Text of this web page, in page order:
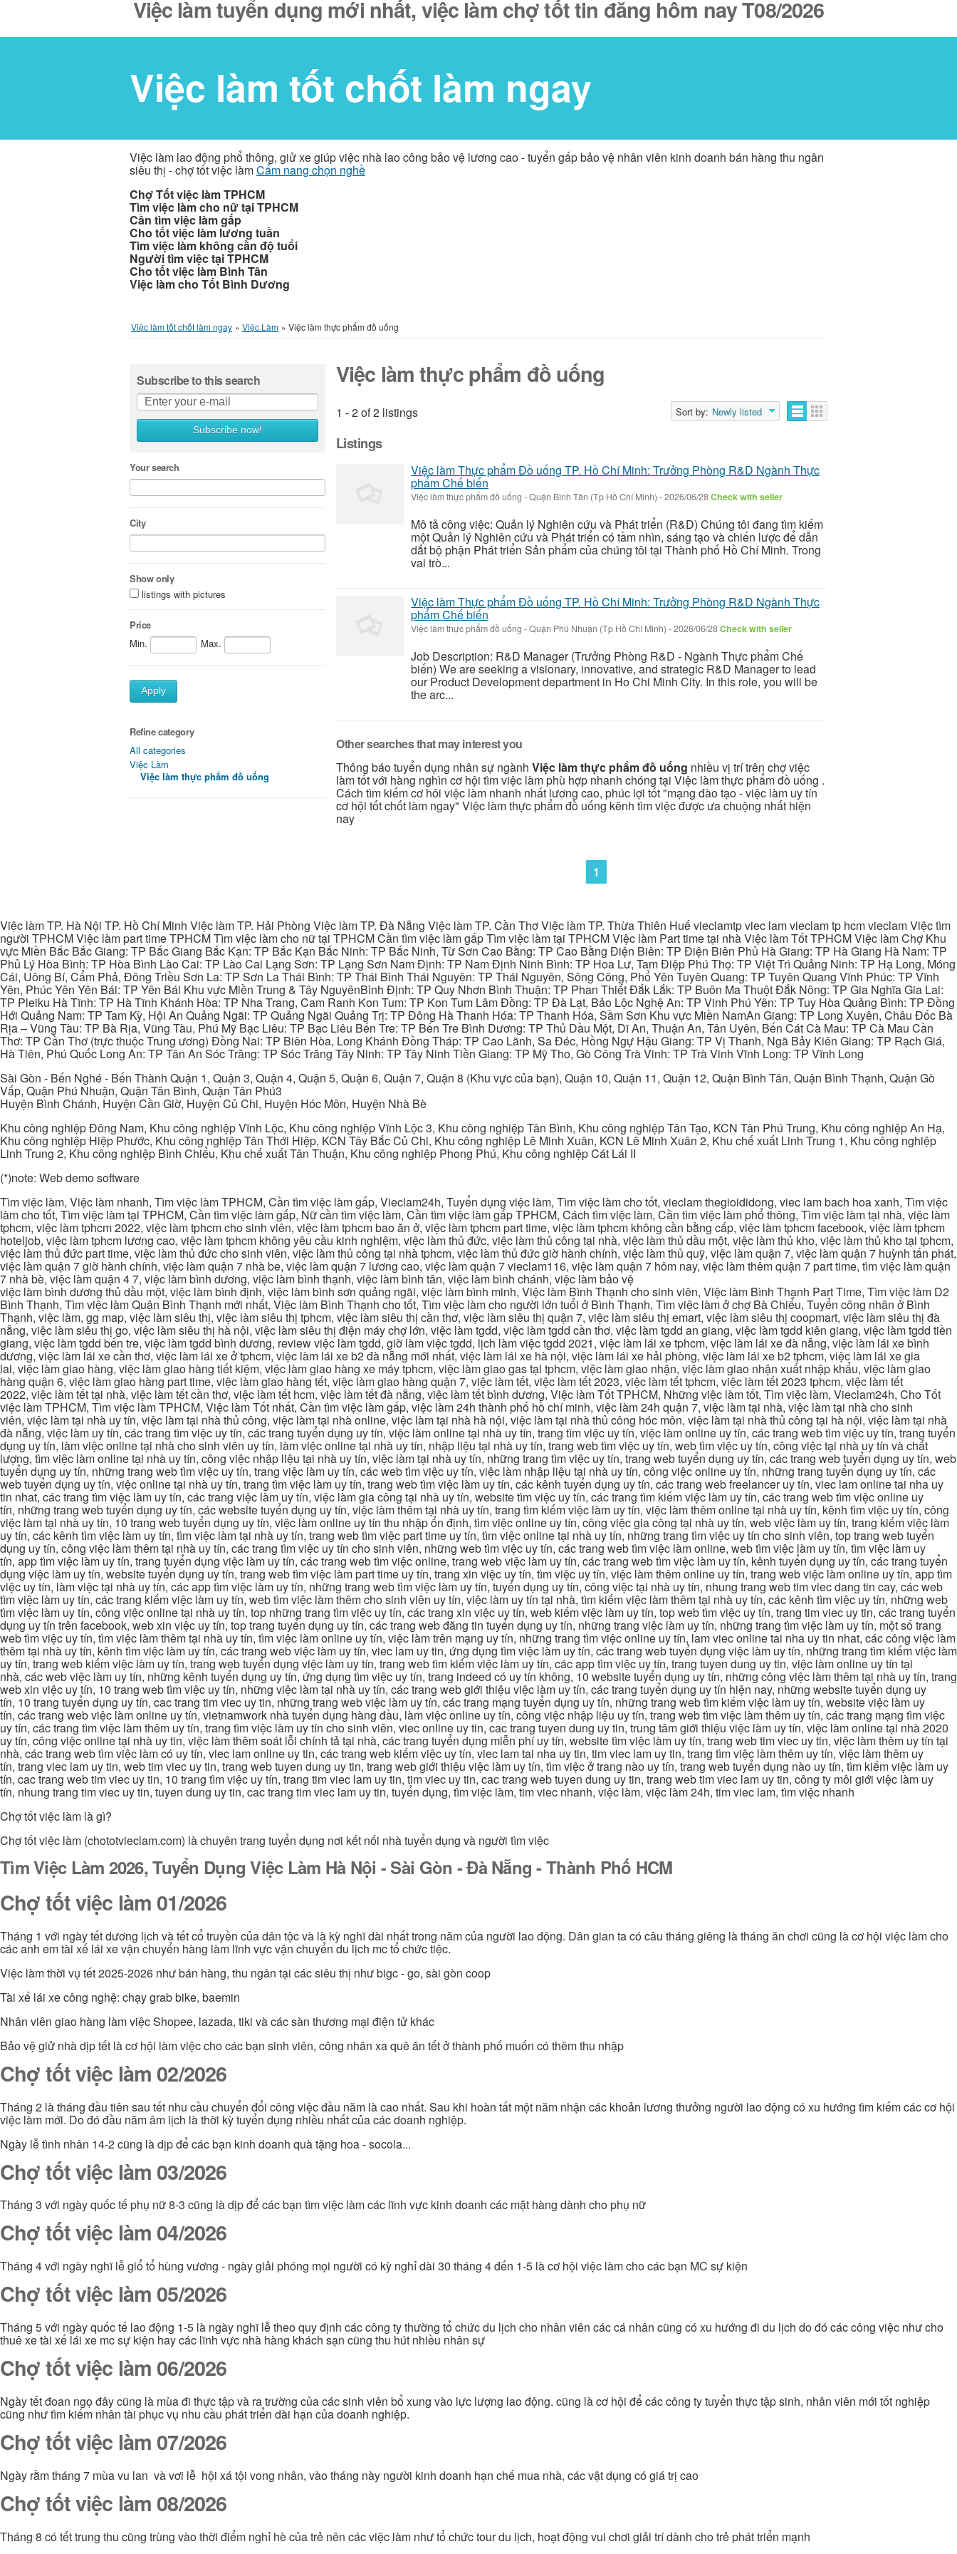
Việc làm tuyển dụng mới nhất, việc làm chợ tốt tin đăng hôm nay T08/2026
Việc làm tốt chốt làm ngay
Việc làm lao động phổ thông, giử xe giúp việc nhà lao công bảo vệ lương cao - tuyển gấp bảo vệ nhân viên kinh doanh bán hàng thu ngân
siêu thị - chợ tốt việc làmCẩm nang chọn nghề
Chợ Tốt việc làm TPHCM
Tìm việc làm cho nữ tại TPHCM
Cần tìm việc làm gấp
Cho tốt việc làm lương tuần
Tìm việc làm không cần độ tuổi
Người tìm việc tại TPHCM
Cho tốt việc làm Bình Tân
Việc làm cho Tốt Bình Dương
Việc làm tốt chốt làm ngay » Việc Làm » Việc làm thực phẩm đồ uống
Subscribe to this search
Subscribe now!
Your search
City
Show only
listings with pictures
Price
Min.
Max.
Apply
Refine category
All categories
Việc Làm
Việc làm thực phẩm đồ uống
Việc làm thực phẩm đồ uống
1 - 2 of 2 listings Sort by: Newly listed
Listings
Việc làm Thực phẩm Đồ uống TP. Hồ Chí Minh: Trưởng Phòng R&D Ngành Thực
phẩm Chế biến
Việc làm thực phẩm đồ uống -Quận Bình Tân (Tp Hồ Chí Minh) -2026/06/28Check with seller
Mô tả công việc: Quản lý Nghiên cứu và Phát triển (R&D) Chúng tôi đang tìm kiếm
một Quản lý Nghiên cứu và Phát triển có tầm nhìn, sáng tạo và chiến lược để dẫn
dắt bộ phận Phát triển Sản phẩm của chúng tôi tại Thành phố Hồ Chí Minh. Trong
vai trò...
Việc làm Thực phẩm Đồ uống TP. Hồ Chí Minh: Trưởng Phòng R&D Ngành Thực
phẩm Chế biến
Việc làm thực phẩm đồ uống -Quận Phú Nhuận (Tp Hồ Chí Minh) -2026/06/28Check with seller
Job Description: R&D Manager (Trưởng Phòng R&D - Ngành Thực phẩm Chế
biến) We are seeking a visionary, innovative, and strategic R&D Manager to lead
our Product Development department in Ho Chi Minh City. In this role, you will be
the arc...
Other searches that may interest you
Thông báo tuyển dụng nhân sự ngành Việc làm thực phẩm đồ uống nhiều vị trí trên chợ việc
làm tốt với hàng nghìn cơ hội tìm việc làm phù hợp nhanh chóng tại Việc làm thực phẩm đồ uống .
Cách tìm kiếm cơ hôi việc làm nhanh nhất lương cao, phúc lợi tốt "mạng đào tạo - việc làm uy tín
cơ hội tốt chốt làm ngay" Việc làm thực phẩm đồ uống kênh tìm việc được ưa chuộng nhất hiện
nay
1
Việc làm TP. Hà Nội TP. Hồ Chí Minh Việc làm TP. Hải Phòng Việc làm TP. Đà Nẵng Việc làm TP. Cần Thơ Việc làm TP. Thừa Thiên Huế vieclamtp viec lam vieclam tp hcm vieclam Việc tìm
người TPHCM Việc làm part time TPHCM Tìm việc làm cho nữ tại TPHCM Cần tìm việc làm gấp Tìm việc làm tại TPHCM Việc làm Part time tại nhà Việc làm Tốt TPHCM Việc làm Chợ Khu
vực Miền Bắc Bắc Giang: TP Bắc Giang Bắc Kạn: TP Bắc Kạn Bắc Ninh: TP Bắc Ninh, Từ Sơn Cao Bằng: TP Cao Bằng Điện Biên: TP Điện Biên Phủ Hà Giang: TP Hà Giang Hà Nam: TP
Phủ Lý Hòa Bình: TP Hòa Bình Lào Cai: TP Lào Cai Lạng Sơn: TP Lạng Sơn Nam Định: TP Nam Định Ninh Bình: TP Hoa Lư, Tam Điệp Phú Thọ: TP Việt Trì Quảng Ninh: TP Hạ Long, Móng
Cái, Uông Bí, Cẩm Phả, Đông Triều Sơn La: TP Sơn La Thái Bình: TP Thái Bình Thái Nguyên: TP Thái Nguyên, Sông Công, Phổ Yên Tuyên Quang: TP Tuyên Quang Vĩnh Phúc: TP Vĩnh
Yên, Phúc Yên Yên Bái: TP Yên Bái Khu vực Miền Trung & Tây NguyênBình Định: TP Quy Nhơn Bình Thuận: TP Phan Thiết Đắk Lắk: TP Buôn Ma Thuột Đắk Nông: TP Gia Nghĩa Gia Lai:
TP Pleiku Hà Tĩnh: TP Hà Tĩnh Khánh Hòa: TP Nha Trang, Cam Ranh Kon Tum: TP Kon Tum Lâm Đồng: TP Đà Lạt, Bảo Lộc Nghệ An: TP Vinh Phú Yên: TP Tuy Hòa Quảng Bình: TP Đồng
Hới Quảng Nam: TP Tam Kỳ, Hội An Quảng Ngãi: TP Quảng Ngãi Quảng Trị: TP Đông Hà Thanh Hóa: TP Thanh Hóa, Sầm Sơn Khu vực Miền NamAn Giang: TP Long Xuyên, Châu Đốc Bà
Rịa – Vũng Tàu: TP Bà Rịa, Vũng Tàu, Phú Mỹ Bạc Liêu: TP Bạc Liêu Bến Tre: TP Bến Tre Bình Dương: TP Thủ Dầu Một, Dĩ An, Thuận An, Tân Uyên, Bến Cát Cà Mau: TP Cà Mau Cần
Thơ: TP Cần Thơ (trực thuộc Trung ương) Đồng Nai: TP Biên Hòa, Long Khánh Đồng Tháp: TP Cao Lãnh, Sa Đéc, Hồng Ngự Hậu Giang: TP Vị Thanh, Ngã Bảy Kiên Giang: TP Rạch Giá,
Hà Tiên, Phú Quốc Long An: TP Tân An Sóc Trăng: TP Sóc Trăng Tây Ninh: TP Tây Ninh Tiền Giang: TP Mỹ Tho, Gò Công Trà Vinh: TP Trà Vinh Vĩnh Long: TP Vĩnh Long
Sài Gòn - Bến Nghé - Bến Thành Quận 1, Quận 3, Quận 4, Quận 5, Quận 6, Quận 7, Quận 8 (Khu vực của bạn), Quận 10, Quận 11, Quận 12, Quận Bình Tân, Quận Bình Thạnh, Quận Gò
Vấp, Quận Phú Nhuận, Quận Tân Bình, Quận Tân Phú3
Huyện Bình Chánh, Huyện Cần Giờ, Huyện Củ Chi, Huyện Hóc Môn, Huyện Nhà Bè
Khu công nghiệp Đông Nam, Khu công nghiệp Vĩnh Lộc, Khu công nghiệp Vĩnh Lộc 3, Khu công nghiệp Tân Bình, Khu công nghiệp Tân Tạo, KCN Tân Phú Trung, Khu công nghiệp An Hạ,
Khu công nghiệp Hiệp Phước, Khu công nghiệp Tân Thới Hiệp, KCN Tây Bắc Củ Chi, Khu công nghiệp Lê Minh Xuân, KCN Lê Minh Xuân 2, Khu chế xuất Linh Trung 1, Khu công nghiệp
Linh Trung 2, Khu công nghiệp Bình Chiểu, Khu chế xuất Tân Thuận, Khu công nghiệp Phong Phú, Khu công nghiệp Cát Lái II
(*)note: Web demo software
Tìm việc làm, Việc làm nhanh, Tìm việc làm TPHCM, Cần tìm việc làm gấp, Vieclam24h, Tuyển dụng việc làm, Tìm việc làm cho tốt, vieclam thegioididong, viec lam bach hoa xanh, Tìm việc
làm cho tốt, Tìm việc làm tại TPHCM, Cần tìm việc làm gấp, Nữ cần tìm việc làm, Cần tìm việc làm gấp TPHCM, Cách tìm việc làm, Cần tìm việc làm phổ thông, Tìm việc làm tại nhà, việc làm
tphcm, việc làm tphcm 2022, việc làm tphcm cho sinh viên, việc làm tphcm bao ăn ở, việc làm tphcm part time, việc làm tphcm không cần bằng cấp, việc làm tphcm facebook, việc làm tphcm
hoteljob, việc làm tphcm lương cao, việc làm tphcm không yêu cầu kinh nghiệm, việc làm thủ đức, việc làm thủ công tại nhà, việc làm thủ dầu một, việc làm thủ kho, việc làm thủ kho tại tphcm,
việc làm thủ đức part time, việc làm thủ đức cho sinh viên, việc làm thủ công tại nhà tphcm, việc làm thủ đức giờ hành chính, việc làm thủ quỹ, việc làm quận 7, việc làm quận 7 huỳnh tấn phát,
việc làm quận 7 giờ hành chính, việc làm quận 7 nhà be, việc làm quận 7 lương cao, việc làm quận 7 vieclam116, việc làm quận 7 hôm nay, việc làm thêm quận 7 part time, tìm việc làm quận
7 nhà bè, việc làm quận 4 7, việc làm bình dương, việc làm bình thạnh, việc làm bình tân, việc làm bình chánh, việc làm bảo vệ
việc làm bình dương thủ dầu một, việc làm bình định, việc làm bình sơn quảng ngãi, việc làm bình minh, Việc làm Bình Thạnh cho sinh viên, Việc làm Bình Thạnh Part Time, Tìm việc làm D2
Bình Thạnh, Tìm việc làm Quận Bình Thạnh mới nhất, Việc làm Bình Thạnh cho tốt, Tìm việc làm cho người lớn tuổi ở Bình Thạnh, Tìm việc làm ở chợ Bà Chiểu, Tuyển công nhân ở Bình
Thạnh, việc làm, gg map, việc làm siêu thị, việc làm siêu thị tphcm, việc làm siêu thị cần thơ, việc làm siêu thị quận 7, việc làm siêu thị emart, việc làm siêu thị coopmart, việc làm siêu thị đà
nẵng, việc làm siêu thị go, việc làm siêu thị hà nội, việc làm siêu thị điện máy chợ lớn, việc làm tgdd, việc làm tgdd cần thơ, việc làm tgdd an giang, việc làm tgdd kiên giang, việc làm tgdd tiền
giang, việc làm tgdd bến tre, việc làm tgdd bình dương, review việc làm tgdd, giờ làm việc tgdd, lịch làm việc tgdd 2021, việc làm lái xe tphcm, việc làm lái xe đà nẵng, việc làm lái xe bình
dương, việc làm lái xe cần thơ, việc làm lái xe ở tphcm, việc làm lái xe b2 đà nẵng mới nhất, việc làm lái xe hà nội, việc làm lái xe hải phòng, việc làm lái xe b2 tphcm, việc làm lái xe gia
lai, việc làm giao hàng, việc làm giao hàng tiết kiệm, việc làm giao hàng xe máy tphcm, việc làm giao gas tại tphcm, việc làm giao nhận, việc làm giao nhận xuất nhập khẩu, việc làm giao
hàng quận 6, việc làm giao hàng part time, việc làm giao hàng tết, việc làm giao hàng quận 7, việc làm tết, việc làm tết 2023, việc làm tết tphcm, việc làm tết 2023 tphcm, việc làm tết
2022, việc làm tết tại nhà, việc làm tết cần thơ, việc làm tết hcm, việc làm tết đà nẵng, việc làm tết bình dương, Việc làm Tốt TPHCM, Những việc làm tốt, Tìm việc làm, Vieclam24h, Cho Tốt
việc làm TPHCM, Tìm việc làm TPHCM, Việc làm Tốt nhất, Cần tìm việc làm gấp, việc làm 24h thành phố hồ chí minh, việc làm 24h quận 7, việc làm tại nhà, việc làm tại nhà cho sinh
viên, việc làm tại nhà uy tín, việc làm tại nhà thủ công, việc làm tại nhà online, việc làm tại nhà hà nội, việc làm tại nhà thủ công hóc môn, việc làm tại nhà thủ công tại hà nội, việc làm tại nhà
đà nẵng, việc làm uy tín, các trang tìm việc uy tín, các trang tuyển dụng uy tín, việc làm online tại nhà uy tín, trang tìm việc uy tín, việc làm online uy tín, các trang web tìm việc uy tín, trang tuyển
dụng uy tín, làm việc online tại nhà cho sinh viên uy tín, làm việc online tại nhà uy tín, nhập liệu tại nhà uy tín, trang web tìm việc uy tín, web tìm việc uy tín, công việc tại nhà uy tín và chất
lượng, tìm việc làm online tại nhà uy tín, công việc nhập liệu tại nhà uy tín, việc làm tại nhà uy tín, những trang tìm việc uy tín, trang web tuyển dụng uy tín, các trang web tuyển dụng uy tín, web
tuyển dụng uy tín, những trang web tìm việc uy tín, trang việc làm uy tín, các web tìm việc uy tín, việc làm nhập liệu tại nhà uy tín, công việc online uy tín, những trang tuyển dụng uy tín, các
web tuyển dụng uy tín, việc online tại nhà uy tín, trang tìm việc làm uy tín, trang web tìm việc làm uy tín, các kênh tuyển dụng uy tín, các trang web freelancer uy tín, viec lam online tai nha uy
tin nhat, các trang tìm việc làm uy tín, các trang việc làm uy tín, việc làm gia công tại nhà uy tín, website tìm việc uy tín, các trang tìm kiếm việc làm uy tín, các trang web tìm việc online uy
tín, những trang web tuyển dụng uy tín, các website tuyển dụng uy tín, việc làm thêm tại nhà uy tín, trang tìm kiếm việc làm uy tín, việc làm thêm online tại nhà uy tín, kênh tìm việc uy tín, công
việc làm tại nhà uy tín, 10 trang web tuyển dụng uy tín, việc làm online uy tín thu nhập ổn định, tìm việc online uy tín, công việc gia công tại nhà uy tín, web việc làm uy tín, trang kiếm việc làm
uy tín, các kênh tìm việc làm uy tín, tìm việc làm tại nhà uy tín, trang web tìm việc part time uy tín, tìm việc online tại nhà uy tín, những trang tìm việc uy tín cho sinh viên, top trang web tuyển
dụng uy tín, công việc làm thêm tại nhà uy tín, các trang tìm việc uy tín cho sinh viên, những web tìm việc uy tín, các trang web tìm việc làm online, web tìm việc làm uy tín, tìm việc làm uy
tín, app tìm việc làm uy tín, trang tuyển dụng việc làm uy tín, các trang web tìm việc online, trang web việc làm uy tín, các trang web tìm việc làm uy tín, kênh tuyển dụng uy tín, các trang tuyển
dụng việc làm uy tín, website tuyển dụng uy tín, trang web tìm việc làm part time uy tín, trang xin việc uy tín, tìm việc uy tín, việc làm thêm online uy tín, trang web việc làm online uy tín, app tìm
việc uy tín, làm việc tại nhà uy tín, các app tìm việc làm uy tín, những trang web tìm việc làm uy tín, tuyển dụng uy tín, công việc tại nhà uy tín, nhung trang web tim viec dang tin cay, các web
tìm việc làm uy tín, các trang kiếm việc làm uy tín, web tìm việc làm thêm cho sinh viên uy tín, việc làm uy tín tại nhà, tìm kiếm việc làm thêm tại nhà uy tín, các kênh tìm việc uy tín, những web
tìm việc làm uy tín, công việc online tại nhà uy tín, top những trang tìm việc uy tín, các trang xin việc uy tín, web kiếm việc làm uy tín, top web tìm việc uy tín, trang tim viec uy tin, các trang tuyển
dụng uy tín trên facebook, web xin việc uy tín, top trang tuyển dụng uy tín, các trang web đăng tin tuyển dụng uy tín, những trang việc làm uy tín, những trang tìm việc làm uy tín, một số trang
web tìm việc uy tín, tìm việc làm thêm tại nhà uy tín, tìm việc làm online uy tín, việc làm trên mạng uy tín, những trang tìm việc online uy tín, lam viec online tai nha uy tin nhat, các công việc làm
thêm tại nhà uy tín, kênh tìm việc làm uy tín, các trang web việc làm uy tín, viec lam uy tin, ứng dụng tìm việc làm uy tín, các trang web tuyển dụng việc làm uy tín, những trang tìm kiếm việc làm
uy tín, trang web kiếm việc làm uy tín, trang web tuyển dụng việc làm uy tín, trang web tìm kiếm việc làm uy tín, các app tìm việc uy tín, trang tuyen dung uy tin, việc làm online uy tín tại
nhà, các web việc làm uy tín, những kênh tuyển dụng uy tín, ứng dụng tìm việc uy tín, trang indeed có uy tín không, 10 website tuyển dụng uy tín, những công việc làm thêm tại nhà uy tín, trang
web xin việc uy tín, 10 trang web tìm việc uy tín, những việc làm tại nhà uy tín, các trang web giới thiệu việc làm uy tín, các trang tuyển dụng uy tín hiện nay, những website tuyển dụng uy
tín, 10 trang tuyển dụng uy tín, cac trang tim viec uy tin, những trang web việc làm uy tín, các trang mạng tuyển dụng uy tín, những trang web tìm kiếm việc làm uy tín, website việc làm uy
tín, các trang web việc làm online uy tín, vietnamwork nhà tuyển dụng hàng đầu, làm việc online uy tín, công việc nhập liệu uy tín, trang web tìm việc làm thêm uy tín, các trang mạng tìm việc
uy tín, các trang tìm việc làm thêm uy tín, trang tìm việc làm uy tín cho sinh viên, viec online uy tin, cac trang tuyen dung uy tin, trung tâm giới thiệu việc làm uy tín, việc làm online tại nhà 2020
uy tín, công việc online tại nhà uy tin, việc làm thêm soát lỗi chính tả tại nhà, các trang tuyển dụng miễn phí uy tín, website tìm việc làm uy tín, trang web tim viec uy tin, việc làm thêm uy tín tại
nhà, các trang web tìm việc làm có uy tín, viec lam online uy tin, các trang web kiếm việc uy tín, viec lam tai nha uy tin, tim viec lam uy tin, trang tìm việc làm thêm uy tín, việc làm thêm uy
tín, trang viec lam uy tin, web tim viec uy tin, trang web tuyen dung uy tin, trang web giới thiệu việc làm uy tín, tìm việc ở trang nào uy tín, trang web tuyển dụng nào uy tín, tìm kiếm việc làm uy
tín, cac trang web tim viec uy tin, 10 trang tìm việc uy tín, trang tim viec lam uy tin, tim viec uy tin, cac trang web tuyen dung uy tin, trang web tim viec lam uy tin, công ty môi giới việc làm uy
tín, nhung trang tim viec uy tin, tuyen dung uy tin, cac trang tim viec lam uy tin, tuyển dụng, tìm việc làm, tim viec nhanh, việc làm, việc làm 24h, tim viec lam, tìm việc nhanh
Chợ tốt việc làm là gì?
Chợ tốt việc làm (chototvieclam.com) là chuyên trang tuyển dụng nơi kết nối nhà tuyển dụng và người tìm việc
Tìm Việc Làm 2026, Tuyển Dụng Việc Làm Hà Nội - Sài Gòn - Đà Nẵng - Thành Phố HCM
Chợ tốt việc làm 01/2026
Tháng 1 với ngày tết dương lịch và tết cổ truyền của dân tộc và là kỳ nghĩ dài nhất trong năm của người lao động. Dân gian ta có câu tháng giêng là tháng ăn chơi cũng là cơ hội việc làm cho
các anh em tài xế lái xe vận chuyển hàng làm lĩnh vực vận chuyển du lịch mc tổ chức tiệc.
Việc làm thời vụ tết 2025-2026 như bán hàng, thu ngân tại các siêu thị như bigc - go, sài gòn coop
Tài xế lái xe công nghệ: chạy grab bike, baemin
Nhân viên giao hàng làm việc Shopee, lazada, tiki và các sàn thương mại điện tử khác
Bảo vệ giử nhà dịp tết là cơ hội làm việc cho các bạn sinh viên, công nhân xa quê ăn tết ở thành phố muốn có thêm thu nhập
Chợ tốt việc làm 02/2026
Tháng 2 là tháng đầu tiên sau tết nhu cầu chuyển đổi công việc đầu năm là cao nhất. Sau khi hoàn tất một năm nhận các khoản lương thưởng người lao động có xu hướng tìm kiếm các cơ hội
việc làm mới. Do đó đầu năm âm lịch là thời kỳ tuyển dụng nhiều nhất của các doanh nghiệp.
Ngày lễ tình nhân 14-2 cũng là dịp để các bạn kinh doanh quà tặng hoa - socola...
Chợ tốt việc làm 03/2026
Tháng 3 với ngày quốc tế phụ nữ 8-3 cũng là dịp để các bạn tìm việc làm các lĩnh vực kinh doanh các mặt hàng dành cho phụ nữ
Chợ tốt việc làm 04/2026
Tháng 4 với ngày nghĩ lễ giổ tổ hùng vương - ngày giải phóng mọi người có kỳ nghỉ dài 30 tháng 4 đến 1-5 là cơ hội việc làm cho các bạn MC sự kiện
Chợ tốt việc làm 05/2026
Tháng 5 với ngày quốc tế lao động 1-5 là ngày nghĩ lễ theo quy định các công ty thường tổ chức du lịch cho nhân viên các cá nhân cũng có xu hướng đi du lịch do đó các công việc như cho
thuê xe tài xế lái xe mc sự kiện hay các lĩnh vực nhà hàng khách sạn cũng thu hút nhiều nhân sự
Chợ tốt việc làm 06/2026
Ngày tết đoan ngọ đây cũng là mùa đi thực tập và ra trường của các sinh viên bổ xung vào lực lượng lao động. cũng là cơ hội để các công ty tuyển thực tập sinh, nhân viên mới tốt nghiệp
cũng như tìm kiếm nhân tài phục vụ nhu cầu phát triển dài hạn của doanh nghiệp.
Chợ tốt việc làm 07/2026
Ngày rằm tháng 7 mùa vu lan và vơi lễ hội xá tội vong nhân, vào tháng này người kinh doanh hạn chế mua nhà, các vật dụng có giá trị cao
Chợ tốt việc làm 08/2026
Tháng 8 có tết trung thu cũng trùng vào thời điểm nghỉ hè của trẻ nên các việc làm như tổ chức tour du lịch, hoạt động vui chơi giải trí dành cho trẻ phát triển mạnh